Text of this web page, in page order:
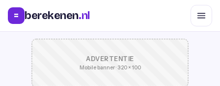
= berekenen.nl
ADVERTENTIE
Mobile banner · 320 × 100